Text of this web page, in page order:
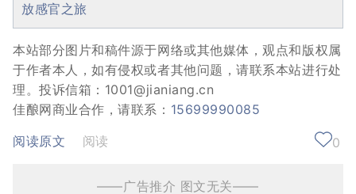
放感官之旅
本站部分图片和稿件源于网络或其他媒体，观点和版权属
于作者本人，如有侵权或者其他问题，请联系本站进行处
理。投诉信箱：1001@jianiang.cn
佳酿网商业合作，请联系： 15699990085
阅读原文
阅读 0
——广告推介 图文无关——